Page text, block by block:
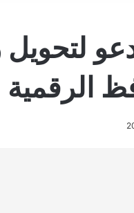
لتحويل